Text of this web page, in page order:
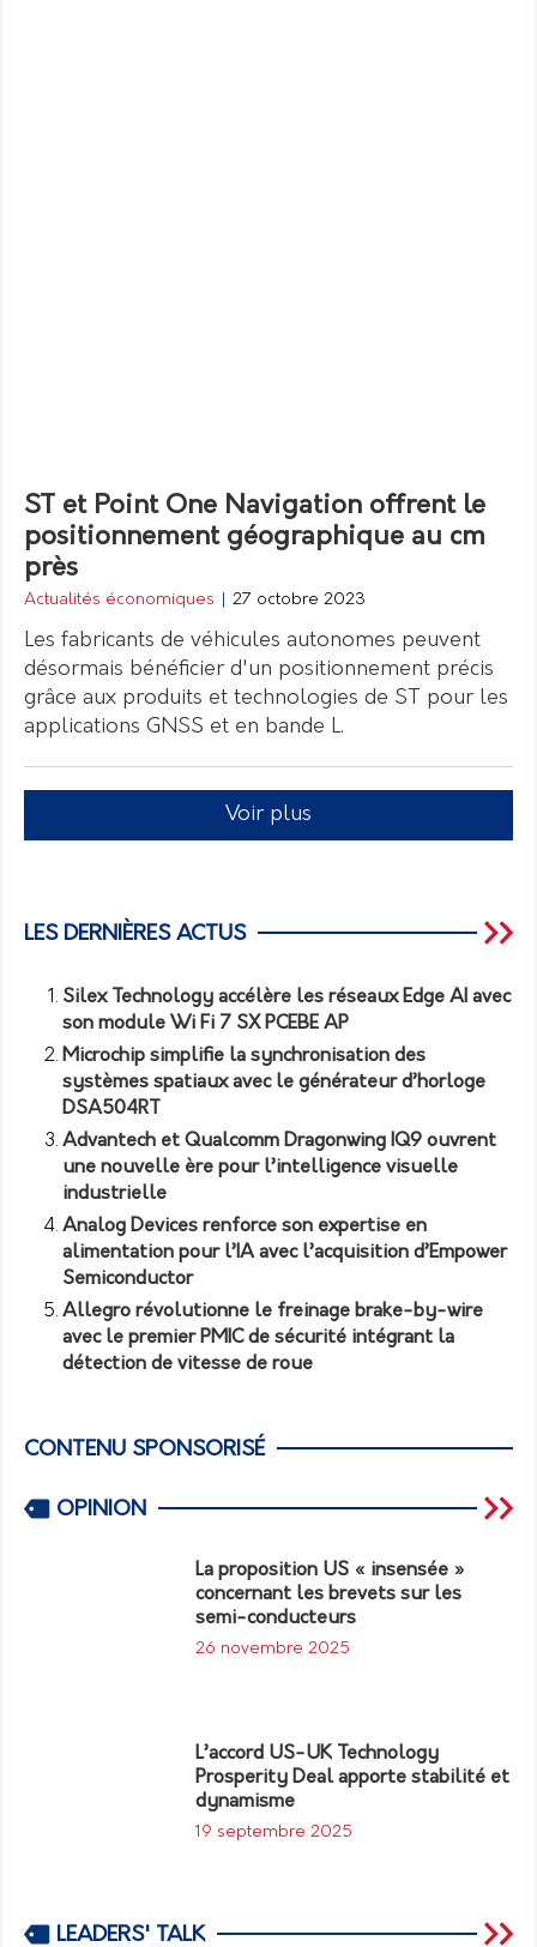
ST et Point One Navigation offrent le
positionnement géographique au cm
près
Actualités économiques 27 octobre 2023
Les fabricants de véhicules autonomes peuvent
désormais bénéficier d'un positionnement précis
grâce aux produits et technologies de ST pour les
applications GNSS et en bande L.
Voir plus
LES DERNIÈRES ACTUS
Silex Technology accélère les réseaux Edge AI avec
son module Wi Fi 7 SX PCEBE AP
Microchip simplifie la synchronisation des
systèmes spatiaux avec le générateur d’horloge
DSA504RT
Advantech et Qualcomm Dragonwing IQ9 ouvrent
une nouvelle ère pour l’intelligence visuelle
industrielle
Analog Devices renforce son expertise en
alimentation pour l’IA avec l’acquisition d’Empower
Semiconductor
Allegro révolutionne le freinage brake-by-wire
avec le premier PMIC de sécurité intégrant la
détection de vitesse de roue
CONTENU SPONSORISÉ
OPINION
La proposition US « insensée »
concernant les brevets sur les
semi-conducteurs
26 novembre 2025
L’accord US-UK Technology
Prosperity Deal apporte stabilité et
dynamisme
19 septembre 2025
LEADERS' TALK